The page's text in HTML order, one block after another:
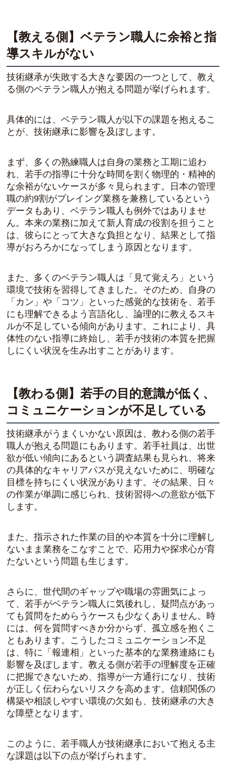
【教える側】ベテラン職人に余裕と指
導スキルがない
技術継承が失敗する大きな要因の一つとして、教え
る側のベテラン職人が抱える問題が挙げられます。
具体的には、ベテラン職人が以下の課題を抱えるこ
とが、技術継承に影響を及ぼします。
まず、多くの熟練職人は自身の業務と工期に追わ
れ、若手の指導に十分な時間を割く物理的・精神的
な余裕がないケースが多々見られます。日本の管理
職の約9割がプレイング業務を兼務しているという
データもあり、ベテラン職人も例外ではありませ
ん。本来の業務に加えて新人育成の役割を担うこと
は、彼らにとって大きな負担となり、結果として指
導がおろろかになってしまう原因となります。
また、多くのベテラン職人は「見て覚えろ」という
環境で技術を習得してきました。そのため、自身の
「カン」や「コツ」といった感覚的な技術を、若手
にも理解できるよう言語化し、論理的に教えるスキ
ルが不足している傾向があります。これにより、具
体性のない指導に終始し、若手が技術の本質を把握
しにくい状況を生み出すことがあります。
【教わる側】若手の目的意識が低く、
コミュニケーションが不足している
技術継承がうまくいかない原因は、教わる側の若手
職人が抱える問題にもあります。若手社員は、出世
欲が低い傾向にあるという調査結果も見られ、将来
の具体的なキャリアパスが見えないために、明確な
目標を持ちにくい状況があります。その結果、日々
の作業が単調に感じられ、技術習得への意欲が低下
します。
また、指示された作業の目的や本質を十分に理解し
ないまま業務をこなすことで、応用力や探求心が育
たないという問題も生じます。
さらに、世代間のギャップや職場の雰囲気によっ
て、若手がベテラン職人に気後れし、疑問点があっ
ても質問をためらうケースも少なくありません。時
には、何を質問すべきか分からず、孤立感を抱くこ
ともあります。こうしたコミュニケーション不足
は、特に「報連相」といった基本的な業務連絡にも
影響を及ぼします。教える側が若手の理解度を正確
に把握できないため、指導が一方通行になり、技術
が正しく伝わらないリスクを高めます。信頼関係の
構築や相談しやすい環境の欠如も、技術継承の大き
な障壁となります。
このように、若手職人が技術継承において抱える主
な課題は以下の点が挙げられます。